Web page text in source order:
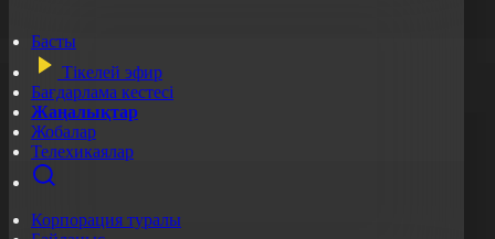
Басты
Тікелей эфир
Бағдарлама кестесі
Жаңалықтар
Жобалар
Телехикаялар
Корпорация туралы